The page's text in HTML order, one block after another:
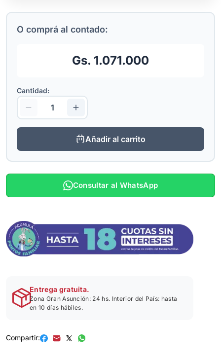
O comprá al contado:
Gs. 1.071.000
Cantidad:
Añadir al carrito
Consultar al WhatsApp
Entrega gratuita.
Zona Gran Asunción: 24 hs. Interior del País: hasta
en 10 días hábiles.
Compartir: